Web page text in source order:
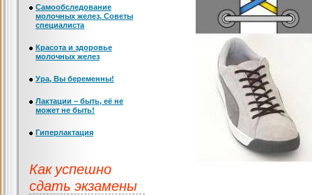
Самообследование
молочных желез. Советы
специалиста
Красота и здоровье
молочных желез
Ура, Вы беременны!
Лактации – быть, её не
может не быть!
Гиперлактация
Как успешно
сдать экзамены